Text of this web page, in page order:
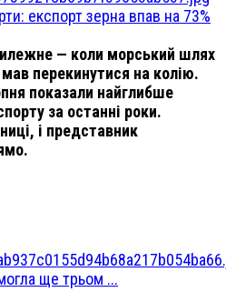
експорт зерна впав на 73%
— коли морський шлях
перекинутися на колію.
показали найглибше
за останні роки.
і представник
ще трьом ...